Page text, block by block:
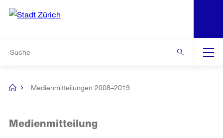
Navigation
[no
Medienmitteilungen 2008–2019
Medienmitteilung